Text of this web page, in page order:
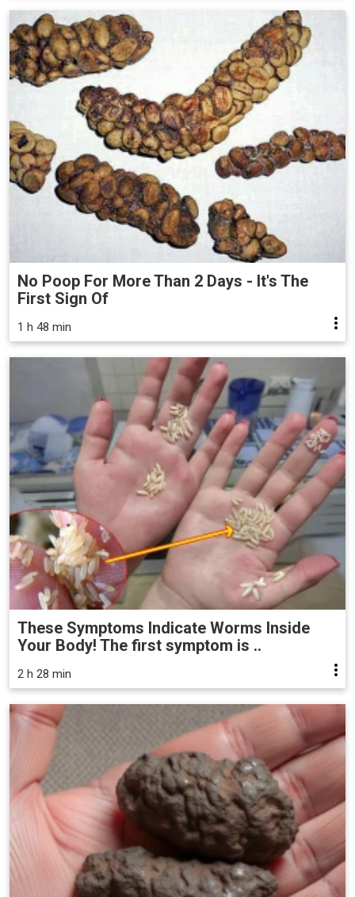
No Poop For More Than 2 Days - It's The
First Sign Of
1 h 48 min
These Symptoms Indicate Worms Inside
Your Body! The first symptom is ..
2 h 28 min